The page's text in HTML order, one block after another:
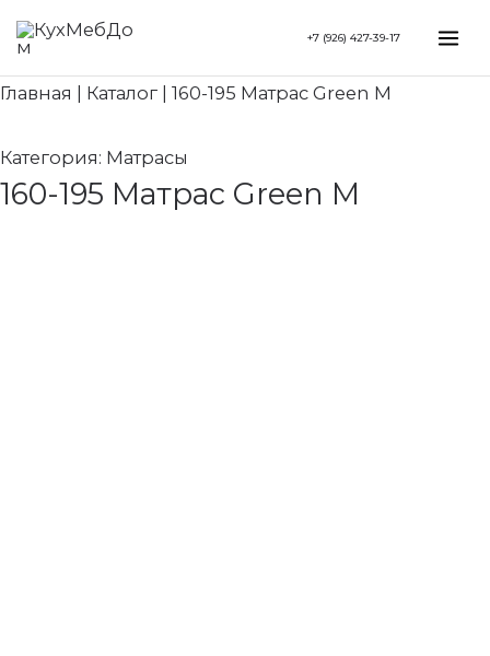
Перейти
содержимому
+7 (926) 427-39-17
Главная Каталог 160-195 Матрас Green M
Категория: Матрасы
160-195 Матрас Green M
Search...